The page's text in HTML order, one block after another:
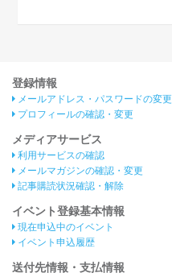
登録情報
メールアドレス・パスワードの変更
プロフィールの確認・変更
メディアサービス
利用サービスの確認
メールマガジンの確認・変更
記事購読状況確認・解除
イベント登録基本情報
現在申込中のイベント
イベント申込履歴
送付先情報・支払情報